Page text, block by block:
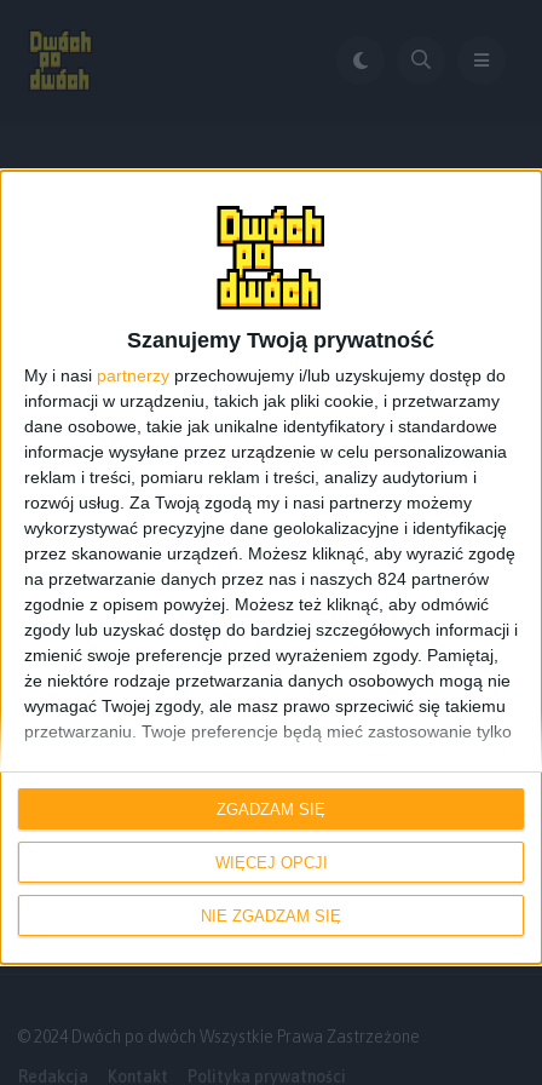
Szanujemy Twoją prywatność
My i nasi partnerzy przechowujemy i/lub uzyskujemy dostęp do
informacji w urządzeniu, takich jak pliki cookie, i przetwarzamy
dane osobowe, takie jak unikalne identyfikatory i standardowe
informacje wysyłane przez urządzenie w celu personalizowania
reklam i treści, pomiaru reklam i treści, analizy audytorium i
rozwój usług. Za Twoją zgodą my i nasi partnerzy możemy
wykorzystywać precyzyjne dane geolokalizacyjne i identyfikację
przez skanowanie urządzeń. Możesz kliknąć, aby wyrazić zgodę
na przetwarzanie danych przez nas i naszych 824 partnerów
zgodnie z opisem powyżej. Możesz też kliknąć, aby odmówić
zgody lub uzyskać dostęp do bardziej szczegółowych informacji i
zmienić swoje preferencje przed wyrażeniem zgody. Pamiętaj,
że niektóre rodzaje przetwarzania danych osobowych mogą nie
wymagać Twojej zgody, ale masz prawo sprzeciwić się takiemu
przetwarzaniu. Twoje preferencje będą mieć zastosowanie tylko
przycisk "Prywatność" na dole strony.
WIĘCEJ OPCJI
NIE ZGADZAM SIĘ
ZGADZAM SIĘ
Specyfikacja Google Glass
Specyfikacja Google
Gadżety osobiste Recenzje sprzętu
Google Glass – pierwszy kontakt z
© 2024 Dwóch po dwóch Wszystkie Prawa Zastrzeżone
Redakcja Kontakt Polityka prywatności